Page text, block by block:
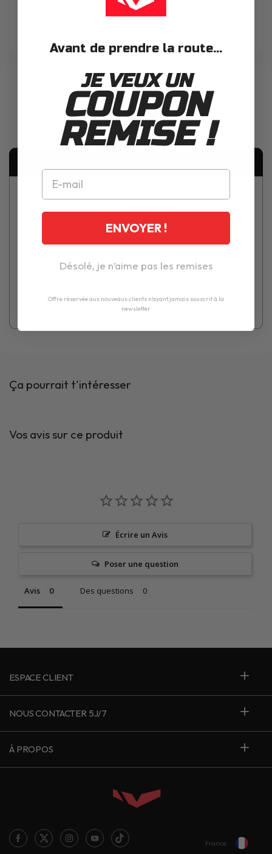
Accessoires top case Givi Dosseret E470
Dosseret pour top case Givi.
Uniquement compatible avec les top case Givi suivant :
Ça pourrait t'intéresser
Vos avis sur ce produit
Écrire un Avis
Poser une question
Avis Des questions
ESPACE CLIENT
NOUS CONTACTER 5J/7
À PROPOS
France
Avant de prendre la route...
JE VEUX UN
COUPON
REMISE !
ENVOYER !
Désolé, je n’aime pas les remises
Offre réservée aux nouveaux clients n'ayant jamais souscrit à la
newsletter